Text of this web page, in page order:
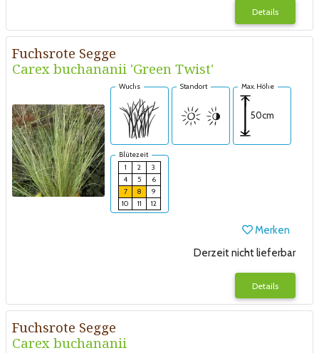
Details
Fuchsrote Segge
Carex buchananii 'Green Twist'
Wuchs Standort Max. Höhe
50cm
Blütezeit
1
2
3
4
5
6
7
8
9
10
11 12
Merken
Derzeit nicht lieferbar
Details
Fuchsrote Segge
Carex buchananii